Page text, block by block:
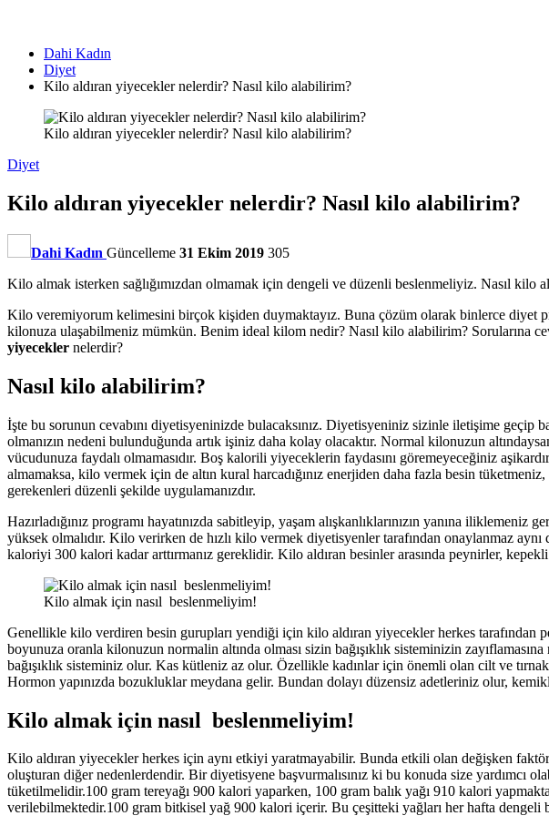
Dahi Kadın
Diyet
Kilo aldıran yiyecekler nelerdir? Nasıl kilo alabilirim?
Kilo aldıran yiyecekler nelerdir? Nasıl kilo alabilirim?
Diyet
Kilo aldıran yiyecekler nelerdir? Nasıl kilo alabilirim?
Dahi Kadın Güncelleme 31 Ekim 2019 305
Kilo almak isterken sağlığımızdan olmamak için dengeli ve düzenli beslenmeliyiz. Nasıl kilo
Kilo veremiyorum kelimesini birçok kişiden duymaktayız. Buna çözüm olarak binlerce diyet
kilonuza ulaşabilmeniz mümkün. Benim ideal kilom nedir? Nasıl kilo alabilirim? Sorularına
yiyecekler nelerdir?
Nasıl kilo alabilirim?
İşte bu sorunun cevabını diyetisyeninizde bulacaksınız. Diyetisyeniniz sizinle iletişime geçip
olmanızın nedeni bulunduğunda artık işiniz daha kolay olacaktır. Normal kilonuzun
vücudunuza faydalı olmamasıdır. Boş kalorili yiyeceklerin faydasını göremeyeceğiniz
almamaksa, kilo vermek için de altın kural harcadığınız enerjiden daha fazla besin
gerekenleri düzenli şekilde uygulamanızdır.
Hazırladığınız programı hayatınızda sabitleyip, yaşam alışkanlıklarınızın yanına
yüksek olmalıdır. Kilo verirken de hızlı kilo vermek diyetisyenler tarafından onaylanmaz
kaloriyi 300 kalori kadar arttırmanız gereklidir. Kilo aldıran besinler arasında peynirler,
Kilo almak için nasıl beslenmeliyim!
Genellikle kilo verdiren besin gurupları yendiği için kilo aldıran yiyecekler herkes
boyunuza oranla kilonuzun normalin altında olması sizin bağışıklık sisteminizin
bağışıklık sisteminiz olur. Kas kütleniz az olur. Özellikle kadınlar için önemli olan cilt ve
Hormon yapınızda bozukluklar meydana gelir. Bundan dolayı düzensiz adetleriniz olur,
Kilo almak için nasıl beslenmeliyim!
Kilo aldıran yiyecekler herkes için aynı etkiyi yaratmayabilir. Bunda etkili olan değişken
oluşturan diğer nedenlerdendir. Bir diyetisyene başvurmalısınız ki bu konuda size
tüketilmelidir.100 gram tereyağı 900 kalori yaparken, 100 gram balık yağı 910 kalori
verilebilmektedir.100 gram bitkisel yağ 900 kalori içerir. Bu çeşitteki yağları her hafta dengeli